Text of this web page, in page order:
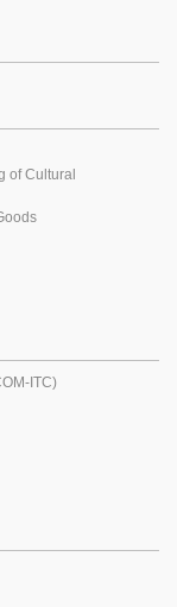
of Cultural
ITC)